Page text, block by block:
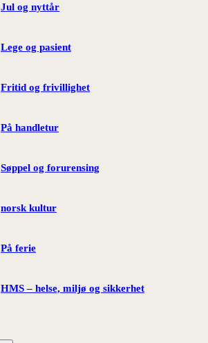
Jul og nyttår
Lege og pasient
Fritid og frivillighet
På handletur
Søppel og forurensing
norsk kultur
På ferie
HMS – helse, miljø og sikkerhet